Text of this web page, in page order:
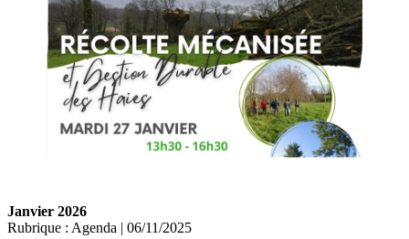
Janvier 2026
Rubrique : Agenda | 06/11/2025